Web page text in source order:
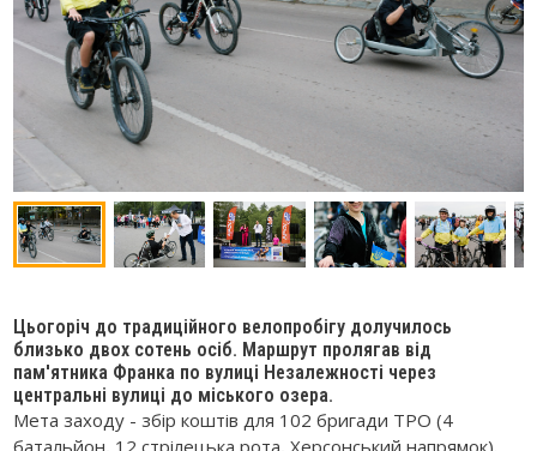
Цьогоріч до традиційного велопробігу долучилось
близько двох сотень осіб. Маршрут пролягав від
пам'ятника Франка по вулиці Незалежності через
центральні вулиці до міського озера.
Мета заходу - збір коштів для 102 бригади ТРО (4
батальйон, 12 стрілецька рота, Херсонський напрямок).